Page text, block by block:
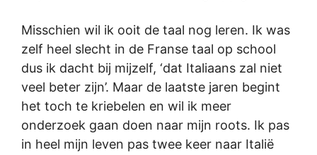
Misschien wil ik ooit de taal nog leren. Ik was
zelf heel slecht in de Franse taal op school
dus ik dacht bij mijzelf, ‘dat Italiaans zal niet
veel beter zijn’. Maar de laatste jaren begint
het toch te kriebelen en wil ik meer
onderzoek gaan doen naar mijn roots. Ik pas
in heel mijn leven pas twee keer naar Italië